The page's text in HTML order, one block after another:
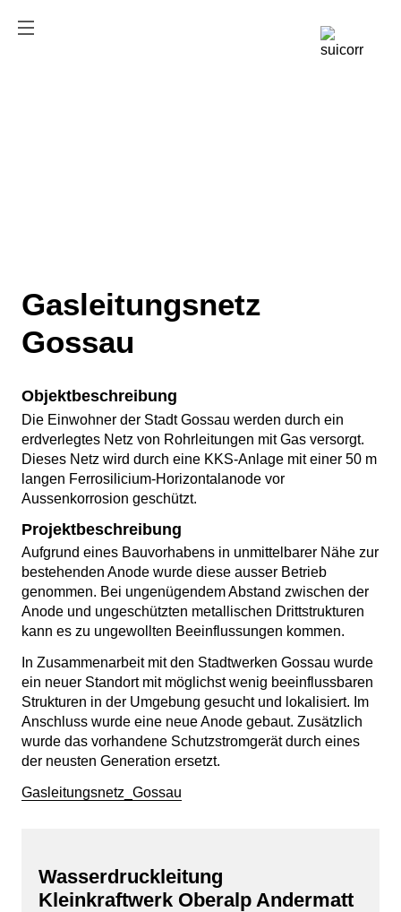
Gasleitungsnetz
Gossau
Objektbeschreibung
Die Einwohner der Stadt Gossau werden durch ein
erdverlegtes Netz von Rohrleitungen mit Gas versorgt.
Dieses Netz wird durch eine KKS-Anlage mit einer 50 m
langen Ferrosilicium-Horizontalanode vor
Aussenkorrosion geschützt.
Projektbeschreibung
Aufgrund eines Bauvorhabens in unmittelbarer Nähe zur
bestehenden Anode wurde diese ausser Betrieb
genommen. Bei ungenügendem Abstand zwischen der
Anode und ungeschützten metallischen Drittstrukturen
kann es zu ungewollten Beeinflussungen kommen.
In Zusammenarbeit mit den Stadtwerken Gossau wurde
ein neuer Standort mit möglichst wenig beeinflussbaren
Strukturen in der Umgebung gesucht und lokalisiert. Im
Anschluss wurde eine neue Anode gebaut. Zusätzlich
wurde das vorhandene Schutzstromgerät durch eines
der neusten Generation ersetzt.
Gasleitungsnetz_Gossau
Wasserdruckleitung
Kleinkraftwerk Oberalp Andermatt